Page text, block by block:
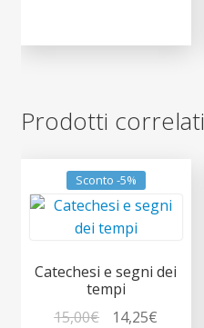
Prodotti correlati
Sconto -5%
Catechesi e segni dei
tempi
15,00€ 14,25€